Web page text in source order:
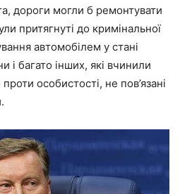
дороги могли б ремонтувати
притягнуті до кримінальної
автомобілем у стані
і багато інших, які вчинили
особистості, не пов’язані